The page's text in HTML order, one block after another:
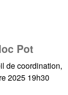
Pot
de coordination,
2025 19h30